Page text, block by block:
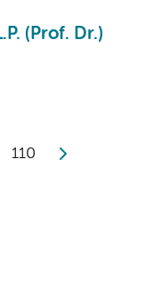
(Prof. Dr.)
110